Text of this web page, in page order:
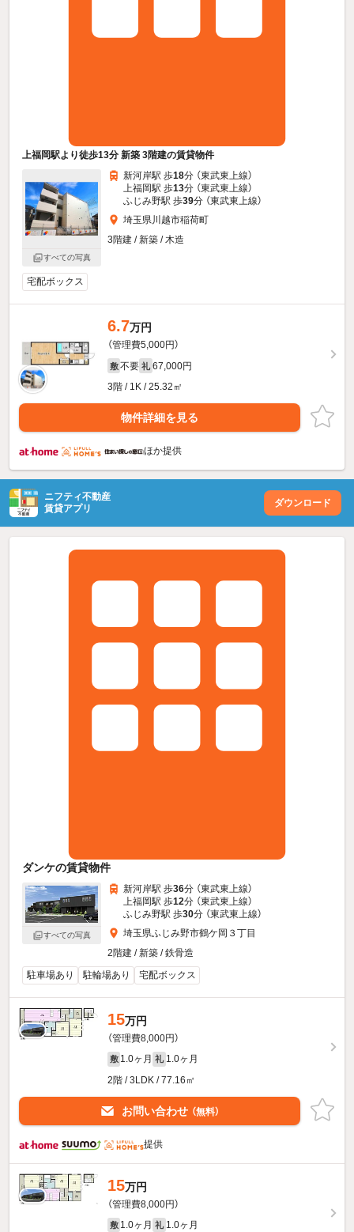
上福岡駅より徒歩13分 新築 3階建の賃貸物件
すべての写真
新河岸駅 歩18分 （東武東上線）
上福岡駅 歩13分 （東武東上線）
ふじみ野駅 歩39分 （東武東上線）
埼玉県川越市稲荷町
3階建 / 新築 / 木造
宅配ボックス
6.7万円
（管理費5,000円）
敷 不要 礼 67,000円
3階 / 1K / 25.32㎡
物件詳細を見る
ほか提供
ニフティ不動産
賃貸アプリ
ダウンロード
ダンケの賃貸物件
すべての写真
新河岸駅 歩36分 （東武東上線）
上福岡駅 歩12分 （東武東上線）
ふじみ野駅 歩30分 （東武東上線）
埼玉県ふじみ野市鶴ケ岡３丁目
2階建 / 新築 / 鉄骨造
駐車場あり
駐輪場あり 宅配ボックス
15万円
（管理費8,000円）
敷 1.0ヶ月 礼 1.0ヶ月
2階 / 3LDK / 77.16㎡
お問い合わせ （無料）
提供
15万円
（管理費8,000円）
敷 1.0ヶ月 礼 1.0ヶ月